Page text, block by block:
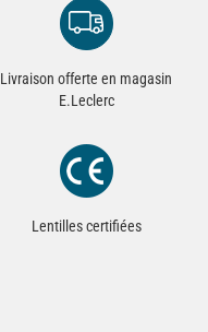
Livraison offerte en magasin
E.Leclerc
Lentilles certifiées